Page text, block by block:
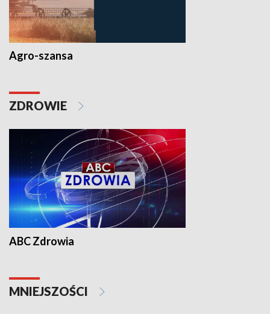
Agro-szansa
ZDROWIE
ABC Zdrowia
MNIEJSZOŚCI